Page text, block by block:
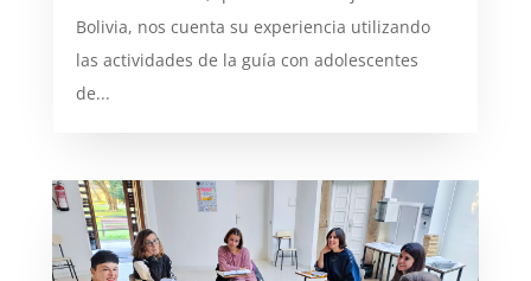
Bolivia, nos cuenta su experiencia utilizando
las actividades de la guía con adolescentes
de...